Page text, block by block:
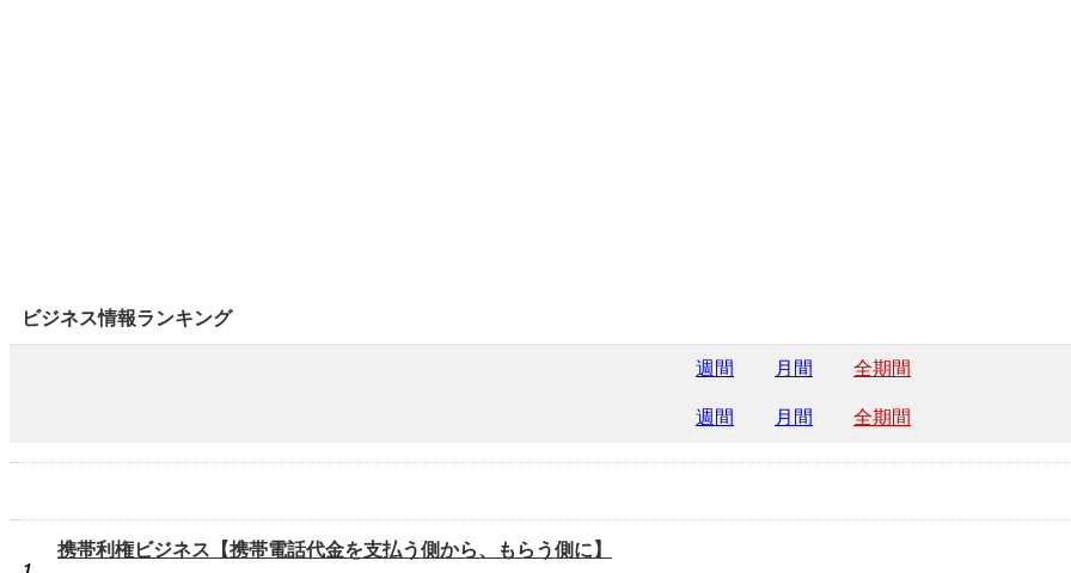
ビジネス情報ランキング
週間 月間 全期間
週間 月間 全期間
携帯利権ビジネス【携帯電話代金を支払う側から、もらう側に】